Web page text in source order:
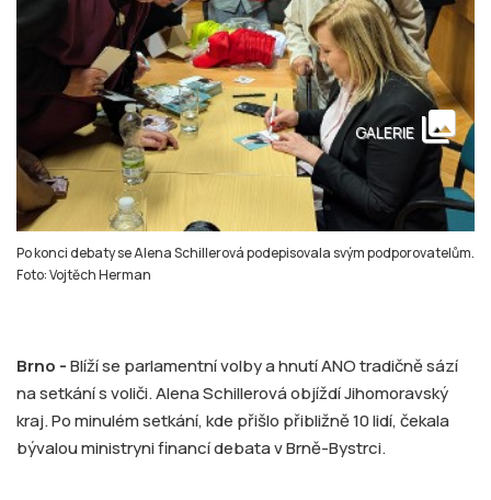
Po konci debaty se Alena Schillerová podepisovala svým podporovatelům.
Foto: Vojtěch Herman
GALERIE collections
Brno -Blíží se parlamentní volby a hnutí ANO tradičně sází
na setkání s voliči. Alena Schillerová objíždí Jihomoravský
kraj. Po minulém setkání, kde přišlo přibližně 10 lidí, čekala
bývalou ministryni financí debata v Brně-Bystrci.